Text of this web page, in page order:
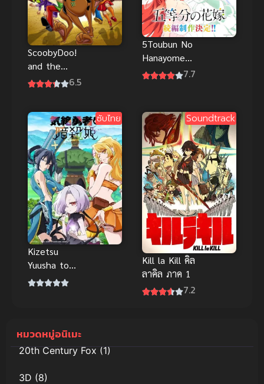
ScoobyDoo!
and the
Legend of
แวมไพร์
6.5
5Toubun No
Hanayome
Movie เจ้าสาว
7.7
ซับไทย
Kizetsu
Yuusha to
Ansatsu
Soundtrack
Kill la Kill คิล
ลาคิล ภาค 1
7.2
หมวดหมู่อนิเมะ
20th Century Fox(1)
3D (8)